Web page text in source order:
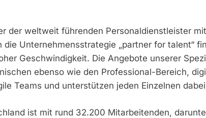
der weltweit führenden Personaldienstleister
die Unternehmensstrategie „partner for talent“
Geschwindigkeit. Die Angebote unserer
ebenso wie den Professional-Bereich,
Teams und unterstützen jeden Einzelnen
ist mit rund 32.200 Mitarbeitenden,